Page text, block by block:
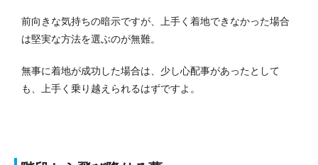
前向きな気持ちの暗示ですが、上手く着地できなかった場合
は堅実な方法を選ぶのが無難。
無事に着地が成功した場合は、少し心配事があったとして
も、上手く乗り越えられるはずですよ。